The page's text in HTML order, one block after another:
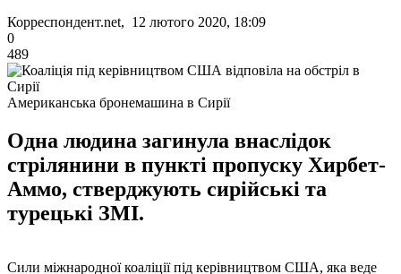
Корреспондент.net, 12 лютого 2020, 18:09
0
489
Американська бронемашина в Сирії
Одна людина загинула внаслідок
стрілянини в пункті пропуску Хирбет-
Аммо, стверджують сирійські та
турецькі ЗМІ.
Сили міжнародної коаліції під керівництвом США, яка веде